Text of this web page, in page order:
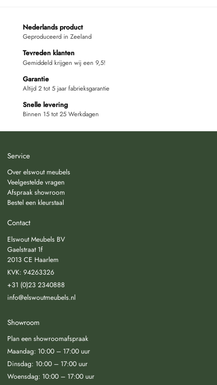
Nederlands product
Geproduceerd in Zeeland
Tevreden klanten
Gemiddeld krijgen wij een 9,5!
Garantie
Altijd 2 tot 5 jaar fabrieksgarantie
Snelle levering
Binnen 15 tot 25 Werkdagen
Service
Over elswout meubels
Veelgestelde vragen
Afspraak showroom
Bestel een kleurstaal
Contact
Elswout Meubels BV
Gaelstraat 1f
2013 CE Haarlem
KVK: 94263326
+31 (0)23 2340888
info@elswoutmeubels.nl
Showroom
Plan een showroomafspraak
Maandag: 10:00 – 17:00 uur
Dinsdag: 10:00 – 17:00 uur
Woensdag: 10:00 – 17:00 uur